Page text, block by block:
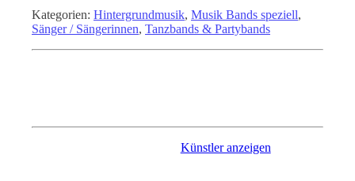
Kategorien: Hintergrundmusik, Musik Bands speziell,
Sänger / Sängerinnen, Tanzbands & Partybands
Künstler anzeigen